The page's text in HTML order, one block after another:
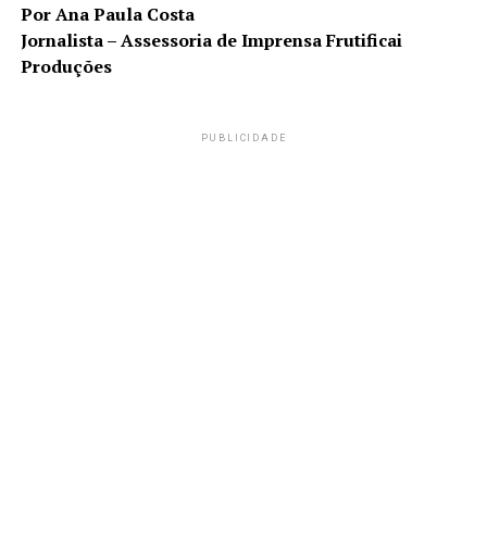
Por Ana Paula Costa
Jornalista – Assessoria de Imprensa Frutificai
Produções
PUBLICIDADE